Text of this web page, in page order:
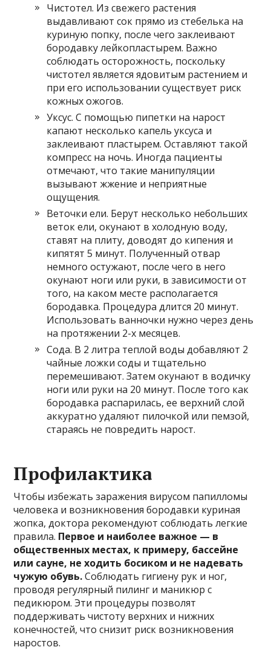
Чистотел. Из свежего растения
выдавливают сок прямо из стебелька на
куриную попку, после чего заклеивают
бородавку лейкопластырем. Важно
соблюдать осторожность, поскольку
чистотел является ядовитым растением и
при его использовании существует риск
кожных ожогов.
Уксус. С помощью пипетки на нарост
капают несколько капель уксуса и
заклеивают пластырем. Оставляют такой
компресс на ночь. Иногда пациенты
отмечают, что такие манипуляции
вызывают жжение и неприятные
ощущения.
Веточки ели. Берут несколько небольших
веток ели, окунают в холодную воду,
ставят на плиту, доводят до кипения и
кипятят 5 минут. Полученный отвар
немного остужают, после чего в него
окунают ноги или руки, в зависимости от
того, на каком месте располагается
бородавка. Процедура длится 20 минут.
Использовать ванночки нужно через день
на протяжении 2-х месяцев.
Сода. В 2 литра теплой воды добавляют 2
чайные ложки соды и тщательно
перемешивают. Затем окунают в водичку
ноги или руки на 20 минут. После того как
бородавка распарилась, ее верхний слой
аккуратно удаляют пилочкой или пемзой,
стараясь не повредить нарост.
Профилактика
Чтобы избежать заражения вирусом папилломы
человека и возникновения бородавки куриная
жопка, доктора рекомендуют соблюдать легкие
правила. Первое и наиболее важное — в
общественных местах, к примеру, бассейне
или сауне, не ходить босиком и не надевать
чужую обувь.Соблюдать гигиену рук и ног,
проводя регулярный пилинг и маникюр с
педикюром. Эти процедуры позволят
поддерживать чистоту верхних и нижних
конечностей, что снизит риск возникновения
наростов.